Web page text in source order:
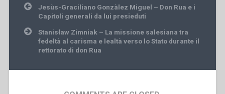
Post
navigation
Jesùs-Graciliano Gonzàlez Miguel – Don Rua e i
Capitoli generali da lui presieduti
Stanisław Zimniak – La missione salesiana tra
fedeltà al carisma e lealtà verso lo Stato durante il
rettorato di don Rua